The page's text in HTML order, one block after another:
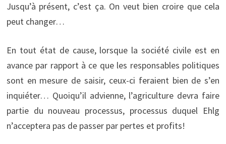
Jusqu’à présent, c’est ça. On veut bien croire que cela
peut changer…
En tout état de cause, lorsque la société civile est en
avance par rapport à ce que les responsables politiques
sont en mesure de saisir, ceux-ci feraient bien de s’en
inquiéter… Quoiqu’il advienne, l’agriculture devra faire
partie du nouveau processus, processus duquel Ehlg
n’acceptera pas de passer par pertes et profits!